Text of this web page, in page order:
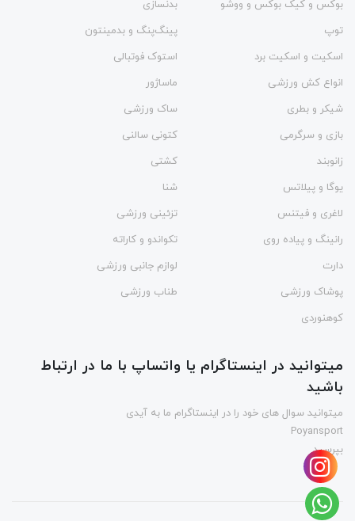
بوکس و کیک بوکس و ووشو
بدنسازی
توپ
پینگ‌پنگ و بدمينتون
اسکیت و اسکیت برد
استوک فوتبالی
انواع کش ورزشی
ماساژور
شیکر و بطری
ساک ورزشی
بازی و سرگرمی
کتونی سالنی
زانوبند
کشتی
یوگا و پیلاتس
شنا
لاغری و فیتنس
تزئینی ورزشی
رانینگ و پیاده روی
تکواندو و کاراته
دارت
لوازم جانبی ورزشی
پوشاک ورزشی
طناب ورزشی
کوهنوردی
میتوانید در اینستاگرام یا واتساپ با ما در ارتباط
باشید
میتوانید سوال های خود را در اینستاگرام ما به آیدی
Poyansport
بپرسید